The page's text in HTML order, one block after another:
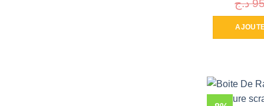
د.ج